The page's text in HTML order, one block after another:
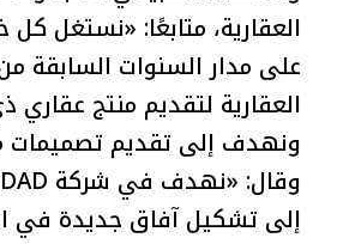
العقارية، متابعًا: «نستغل كل
العقارية لتقديم منتج عقاري
ونهدف إلى تقديم تصميمات
إلى تشكيل آفاق جديدة في